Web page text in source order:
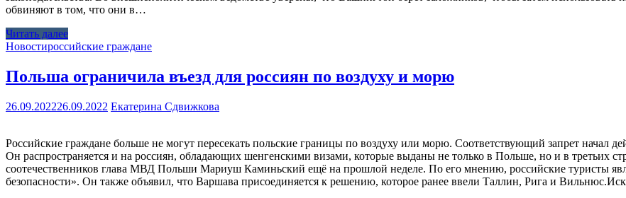
обвиняют в том, что они в…
Читать далее
Новостироссийские граждане
Польша ограничила въезд для россиян по воздуху и морю
26.09.202226.09.2022 Екатерина Сдвижкова
Российские граждане больше не могут пересекать польские границы по воздуху или морю. Соответствующий запрет начал
Он распространяется и на россиян, обладающих шенгенскими визами, которые выданы не только в Польше, но и в третьих
соотечественников глава МВД Польши Мариуш Каминьский ещё на прошлой неделе. По его мнению, российские туристы
безопасности». Он также объявил, что Варшава присоединяется к решению, которое ранее ввели Таллин, Рига и